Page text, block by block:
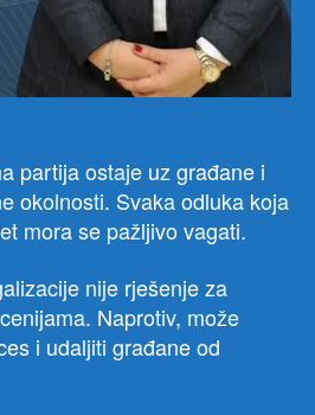
partija ostaje uz građane i
okolnosti. Svaka odluka koja
mora se pažljivo vagati.
nije rješenje za
Naprotiv, može
i udaljiti građane od